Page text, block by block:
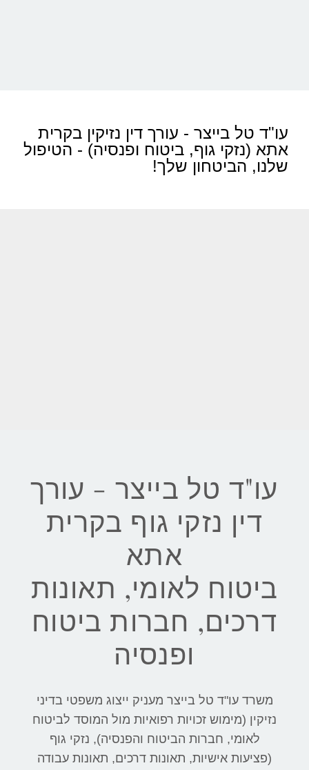
עו"ד טל בייצר - עורך דין נזיקין בקרית
אתא (נזקי גוף, ביטוח ופנסיה) - הטיפול
שלנו, הביטחון שלך!​
עו"ד טל בייצר - עורך
דין נזקי גוף בקרית
אתא
ביטוח לאומי, תאונות
דרכים, חברות ביטוח
ופנסיה
משרד עו"ד טל בייצר מעניק ייצוג משפטי בדיני
נזיקין (מימוש זכויות רפואיות מול המוסד לביטוח
לאומי, חברות הביטוח והפנסיה), נזקי גוף
(פציעות אישיות, תאונות דרכים, תאונות עבודה